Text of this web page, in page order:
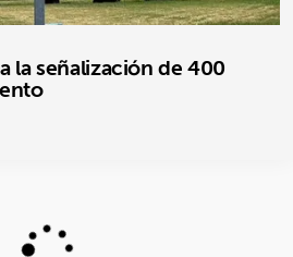
la señalización de 400